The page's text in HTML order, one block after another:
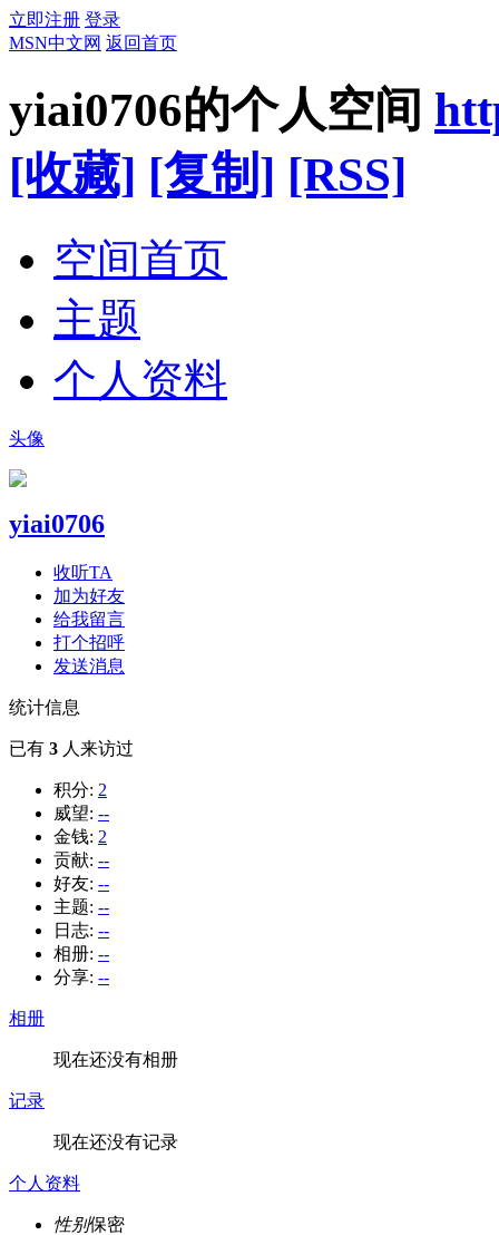
立即注册 登录
MSN中文网 返回首页
yiai0706的个人空间
[收藏] [复制] [RSS]
空间首页
主题
个人资料
头像
yiai0706
收听TA
加为好友
给我留言
打个招呼
发送消息
统计信息
已有 3 人来访过
积分: 2
威望: --
金钱: 2
贡献: --
好友: --
主题: --
日志: --
相册: --
分享: --
相册
现在还没有相册
记录
现在还没有记录
个人资料
性别保密